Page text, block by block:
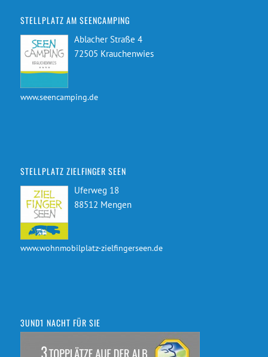
STELLPLATZ AM SEENCAMPING
Ablacher Straße 4
72505 Krauchenwies
www.seencamping.de
STELLPLATZ ZIELFINGER SEEN
Uferweg 18
88512 Mengen
www.wohnmobilplatz-zielfingerseen.de
3UND1 NACHT FÜR SIE